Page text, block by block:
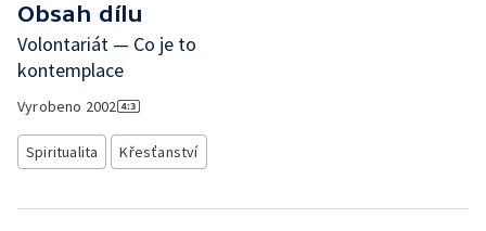
Obsah dílu
Volontariát — Co je to
kontemplace
Vyrobeno 2002
Spiritualita Křesťanství